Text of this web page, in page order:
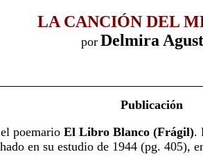
LA CANCIÓN DEL
por Delmira
Publicación
poemario El Libro Blanco (Frágil).
en su estudio de 1944 (pg. 405),